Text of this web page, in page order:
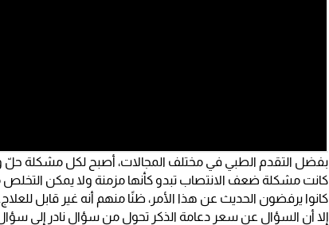
بفضل التقدم الطبي في مختلف المجالات، أصبح لكل مشكلة حلّ
كانت مشكلة ضعف الانتصاب تبدو كأنها مزمنة ولا يمكن
كانوا يرفضون الحديث عن هذا الأمر، ظنًا منهم أنه غير قابل للعلاج.
إلا أن السؤال عن سعر دعامة الذكر تحول من سؤال نادر إلى